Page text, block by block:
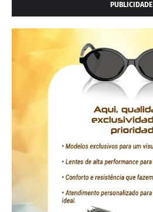
PUBLICIDADE